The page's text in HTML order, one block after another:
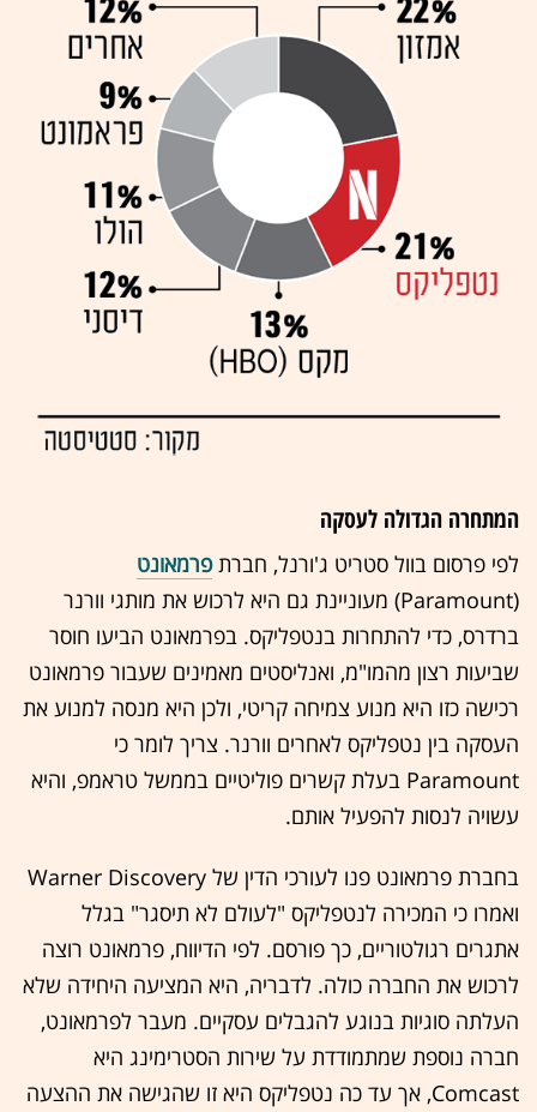
המתחרה הגדולה לעסקה
לפי פרסום בוול סטריט ג'ורנל, חברתפרמאונט
(Paramount) מעוניינת גם היא לרכוש את מותגי וורנר
ברדרס, כדי להתחרות בנטפליקס. בפרמאונט הביעו חוסר
שביעות רצון מהמו"מ, ואנליסטים מאמינים שעבור פרמאונט
רכישה כזו היא מנוע צמיחה קריטי, ולכן היא מנסה למנוע את
העסקה בין נטפליקס לאחרים וורנר. צריך לומר כי
Paramount בעלת קשרים פוליטיים בממשל טראמפ, והיא
עשויה לנסות להפעיל אותם.
בחברת פרמאונט פנו לעורכי הדין של Warner Discovery
ואמרו כי המכירה לנטפליקס "לעולם לא תיסגר" בגלל
אתגרים רגולטוריים, כך פורסם. לפי הדיווח, פרמאונט רוצה
לרכוש את החברה כולה. לדבריה, היא המציעה היחידה שלא
העלתה סוגיות בנוגע להגבלים עסקיים. מעבר לפרמאונט,
חברה נוספת שמתמודדת על שירות הסטרימינג היא
Comcast, אך עד כה נטפליקס היא זו שהגישה את ההצעה